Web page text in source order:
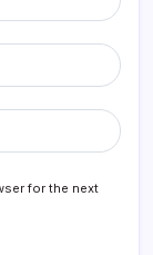
for the next